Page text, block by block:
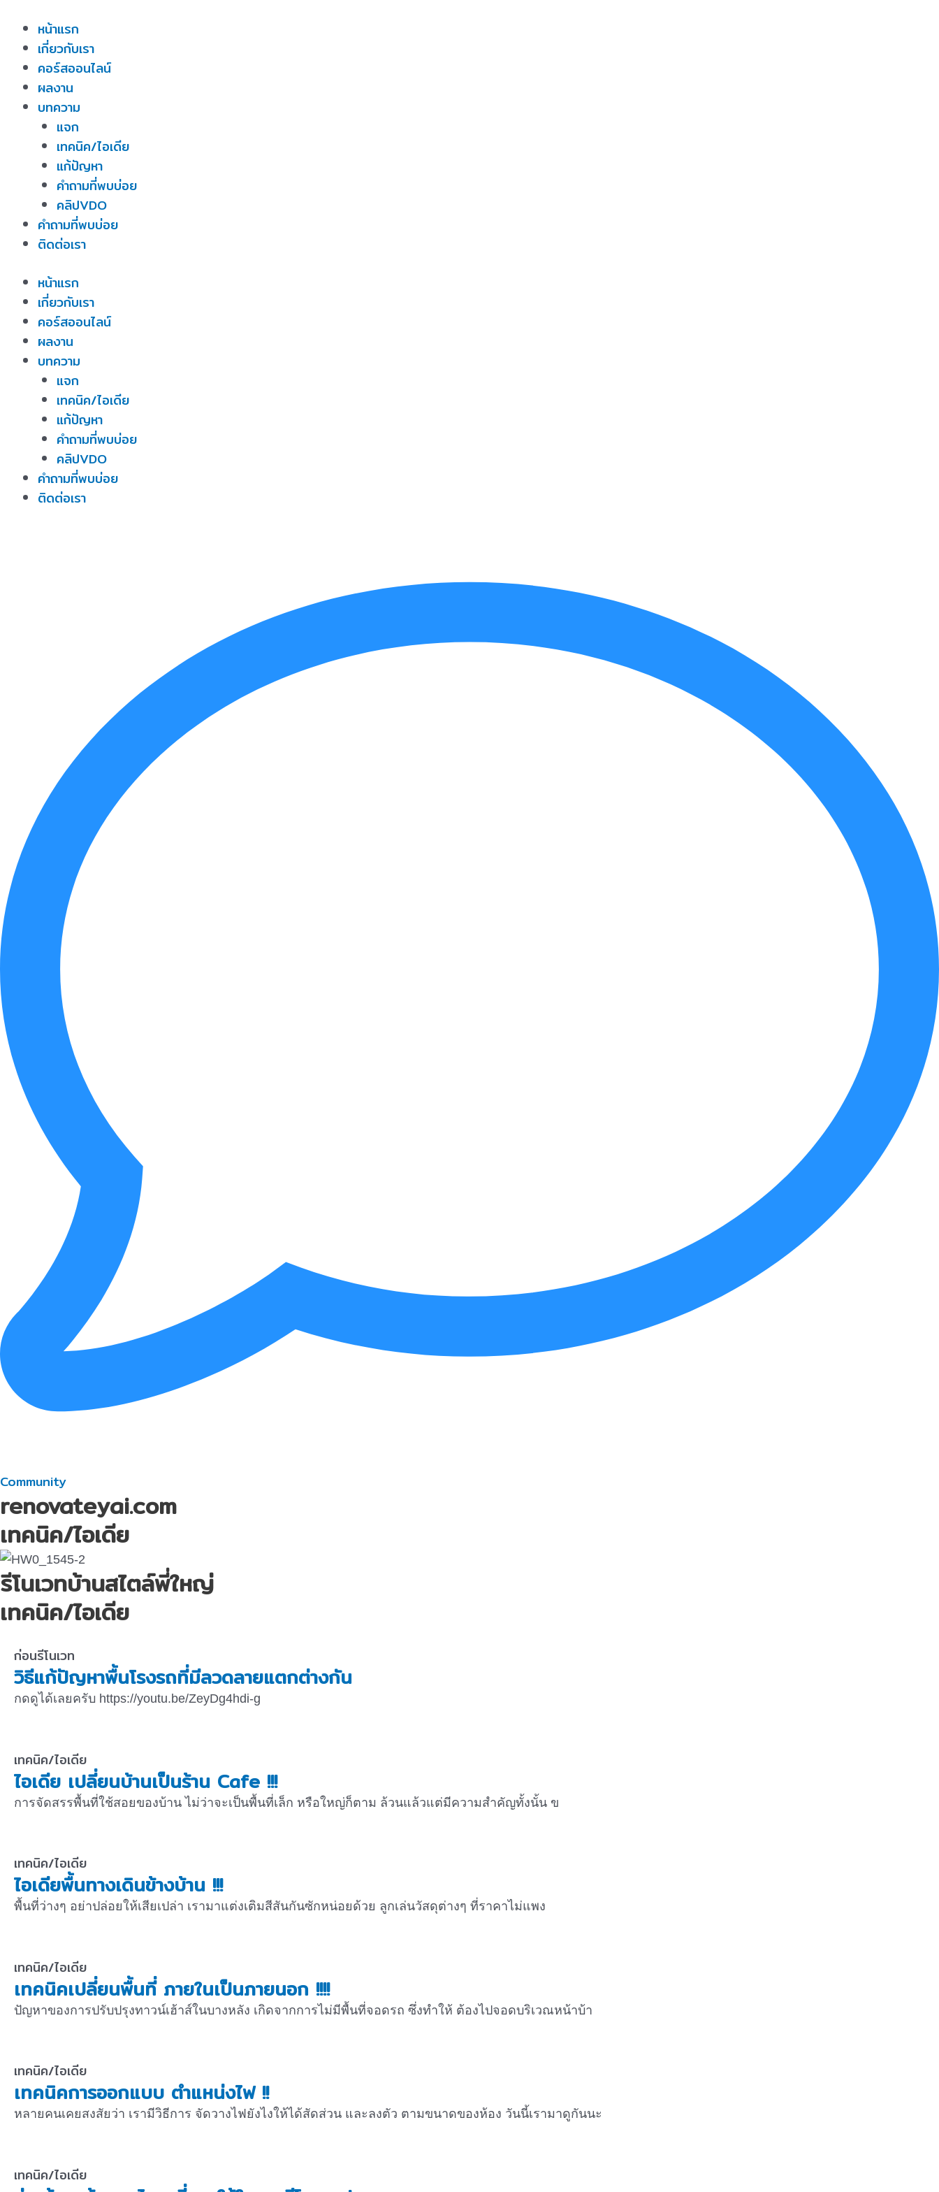
content
หน้าแรก
เกี่ยวกับเรา
คอร์สออนไลน์
ผลงาน
บทความ
แจก
เทคนิค/ไอเดีย
แก้ปัญหา
คำถามที่พบบ่อย
คลิปVDO
คำถามที่พบบ่อย
ติดต่อเรา
หน้าแรก
เกี่ยวกับเรา
คอร์สออนไลน์
ผลงาน
บทความ
แจก
เทคนิค/ไอเดีย
แก้ปัญหา
คำถามที่พบบ่อย
คลิปVDO
คำถามที่พบบ่อย
ติดต่อเรา
Community
renovateyai.com
เทคนิค/ไอเดีย
รีโนเวทบ้านสไตล์พี่ใหญ่
เทคนิค/ไอเดีย
ก่อนรีโนเวท
วิธีแก้ปัญหาพื้นโรงรถที่มีลวดลายแตกต่างกัน
กดดูได้เลยครับ https://youtu.be/ZeyDg4hdi-g
เทคนิค/ไอเดีย
ไอเดีย เปลี่ยนบ้านเป็นร้าน Cafe !!!
การจัดสรรพื้นที่ใช้สอยของบ้าน ไม่ว่าจะเป็นพื้นที่เล็ก หรือใหญ่ก็ตาม ล้วนแล้วแต่มีความสำคัญทั้งนั้น ข
เทคนิค/ไอเดีย
ไอเดียพื้นทางเดินข้างบ้าน !!!
พื้นที่ว่างๆ อย่าปล่อยให้เสียเปล่า เรามาแต่งเติมสีสันกันซักหน่อยด้วย ลูกเล่นวัสดุต่างๆ ที่ราคาไม่แพง
เทคนิค/ไอเดีย
เทคนิคเปลี่ยนพื้นที่ ภายในเป็นภายนอก !!!!
ปัญหาของการปรับปรุงทาวน์เฮ้าส์ในบางหลัง เกิดจากการไม่มีพื้นที่จอดรถ ซึ่งทำให้ ต้องไปจอดบริเวณหน้าบ้า
เทคนิค/ไอเดีย
เทคนิคการออกแบบ ตำแหน่งไฟ !!
หลายคนเคยสงสัยว่า เรามีวิธีการ จัดวางไฟยังไงให้ได้สัดส่วน และลงตัว ตามขนาดของห้อง วันนี้เรามาดูกันนะ
เทคนิค/ไอเดีย